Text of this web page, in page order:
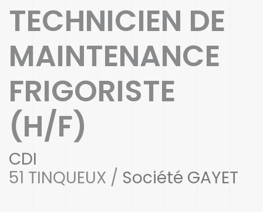
TECHNICIEN DE
MAINTENANCE
FRIGORISTE
(H/F)
CDI
51 TINQUEUX / Société GAYET